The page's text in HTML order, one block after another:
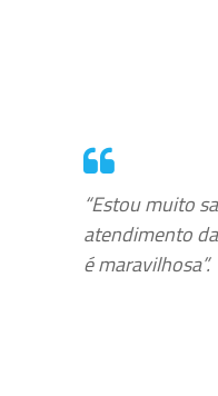
“Estou muito
atendimento
é maravilhosa”.